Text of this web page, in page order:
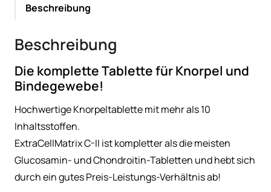
M
a
t
r
i
x
C
-
Beschreibung
Beschreibung
Die komplette Tablette für Knorpel und
Bindegewebe!
Hochwertige Knorpeltablette mit mehr als 10
Inhaltsstoffen.
ExtraCellMatrix C-II ist kompletter als die meisten
Glucosamin- und Chondroitin-Tabletten und hebt sich
durch ein gutes Preis-Leistungs-Verhältnis ab!